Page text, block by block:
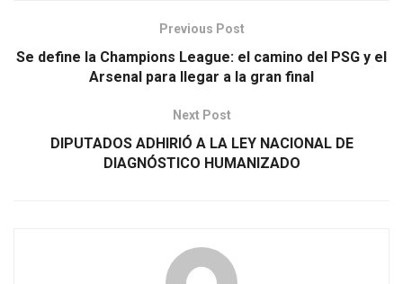
Previous Post
Se define la Champions League: el camino del PSG y el
Arsenal para llegar a la gran final
Next Post
DIPUTADOS ADHIRIÓ A LA LEY NACIONAL DE
DIAGNÓSTICO HUMANIZADO